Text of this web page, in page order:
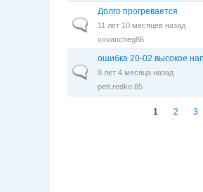
Обычная тема
Долго прогревается
11 лет 10 месяцев назад
vovancheg86
Обычная тема
ошибка 20-02 высокое
8 лет 4 месяца назад
petr.redko.85
1 2 3